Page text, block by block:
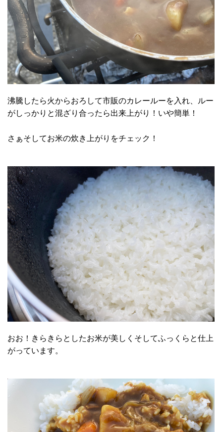
沸騰したら火からおろして市販のカレールーを入れ、ルー
がしっかりと混ざり合ったら出来上がり！いや簡単！
さぁそしてお米の炊き上がりをチェック！
おお！きらきらとしたお米が美しくそしてふっくらと仕上
がっています。